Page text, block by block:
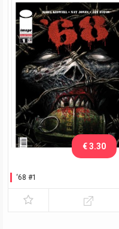
‘68 #1
€ 3.30